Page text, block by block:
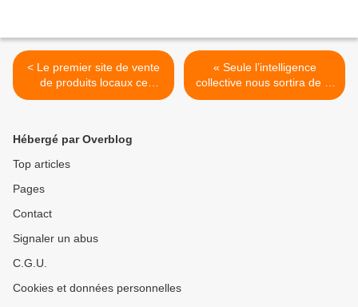
< Le premier site de vente
de produits locaux ce
vendredi, de 8h et 13h, à
« Seule l’intelligence
collective nous sortira de la
crise » >
Hébergé par Overblog
Top articles
Pages
Contact
Signaler un abus
C.G.U.
Cookies et données personnelles